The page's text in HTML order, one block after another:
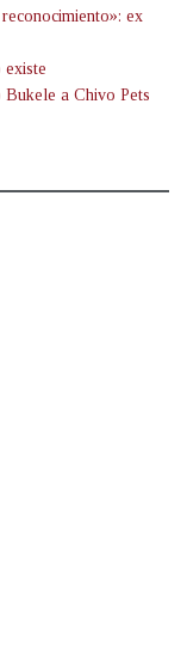
ex
existe
Bukele a Chivo Pets